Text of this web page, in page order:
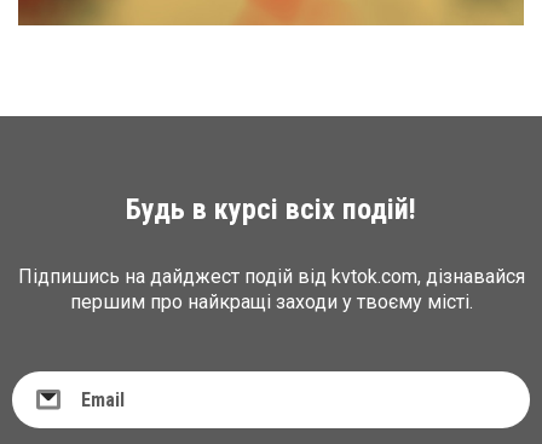
Будь в курсі всіх подій!
Підпишись на дайджест подій від kvtok.com, дізнавайся
першим про найкращі заходи у твоєму місті.